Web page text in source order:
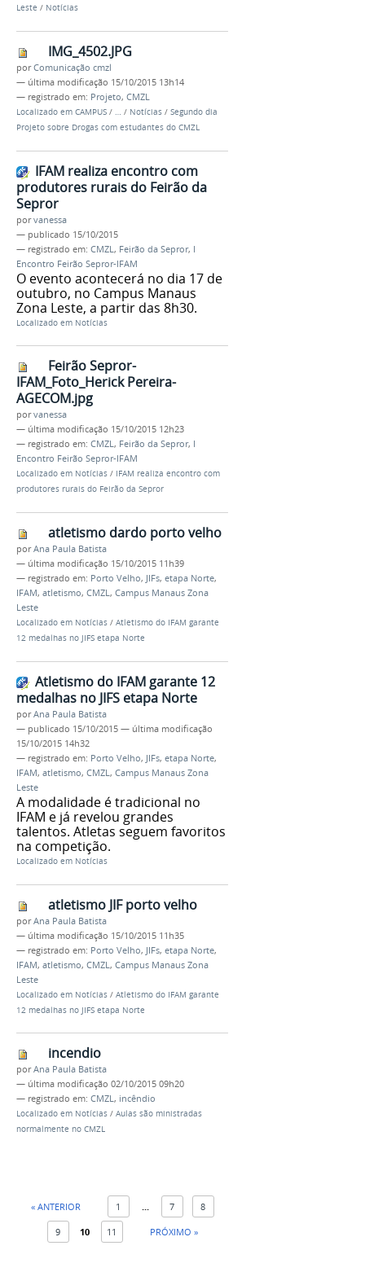
Leste / Notícias
IMG_4502.JPG
porComunicação cmzl
— última modificação 15/10/2015 13h14
— registrado em: Projeto, CMZL
Localizado em CAMPUS / … / Notícias / Segundo dia
Projeto sobre Drogas com estudantes do CMZL
IFAM realiza encontro com
produtores rurais do Feirão da
Sepror
porvanessa
— publicado 15/10/2015
— registrado em: CMZL , Feirão da Sepror, I
Encontro Feirão Sepror-IFAM
O evento acontecerá no dia 17 de
outubro, no Campus Manaus
Zona Leste, a partir das 8h30.
Localizado em Notícias
Feirão Sepror-
IFAM_Foto_Herick Pereira-
AGECOM.jpg
porvanessa
— última modificação 15/10/2015 12h23
— registrado em: CMZL, Feirão da Sepror, I
Encontro Feirão Sepror-IFAM
Localizado em Notícias / IFAM realiza encontro com
produtores rurais do Feirão da Sepror
atletismo dardo porto velho
porAna Paula Batista
— última modificação 15/10/2015 11h39
— registrado em: Porto Velho, JIFs, etapa Norte,
IFAM, atletismo, CMZL, Campus Manaus Zona
Leste
Localizado em Notícias / Atletismo do IFAM garante
12 medalhas no JIFS etapa Norte
Atletismo do IFAM garante 12
medalhas no JIFS etapa Norte
porAna Paula Batista
— publicado 15/10/2015 — última modificação
15/10/2015 14h32
— registrado em: Porto Velho, JIFs, etapa Norte,
IFAM, atletismo, CMZL, Campus Manaus Zona
Leste
A modalidade é tradicional no
IFAM e já revelou grandes
talentos. Atletas seguem favoritos
na competição.
Localizado em Notícias
atletismo JIF porto velho
porAna Paula Batista
— última modificação 15/10/2015 11h35
— registrado em: Porto Velho, JIFs, etapa Norte,
IFAM, atletismo, CMZL , Campus Manaus Zona
Leste
Localizado em Notícias / Atletismo do IFAM garante
12 medalhas no JIFS etapa Norte
incendio
porAna Paula Batista
— última modificação 02/10/2015 09h20
— registrado em: CMZL, incêndio
Localizado em Notícias / Aulas são ministradas
normalmente no CMZL
« ANTERIOR 1 ... 7 8
9 10 11 PRÓXIMO »